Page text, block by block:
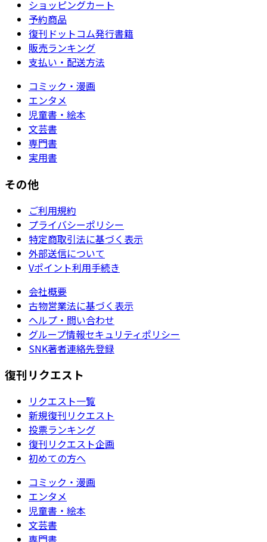
ショッピングカート
予約商品
復刊ドットコム発行書籍
販売ランキング
支払い・配送方法
コミック・漫画
エンタメ
児童書・絵本
文芸書
専門書
実用書
その他
ご利用規約
プライバシーポリシー
特定商取引法に基づく表示
外部送信について
Vポイント利用手続き
会社概要
古物営業法に基づく表示
ヘルプ・問い合わせ
グループ情報セキュリティポリシー
SNK著者連絡先登録
復刊リクエスト
リクエスト一覧
新規復刊リクエスト
投票ランキング
復刊リクエスト企画
初めての方へ
コミック・漫画
エンタメ
児童書・絵本
文芸書
専門書